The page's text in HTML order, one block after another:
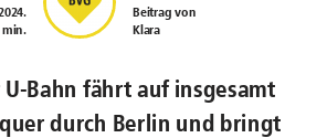
.
min.
Beitrag von
Klara
Bahn fährt auf insgesamt
durch Berlin und bringt